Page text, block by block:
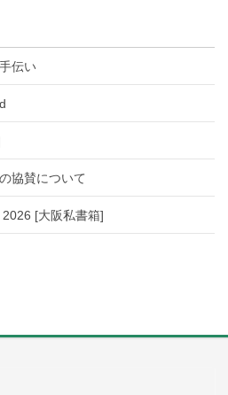
伝い
協賛について
[大阪私書箱]